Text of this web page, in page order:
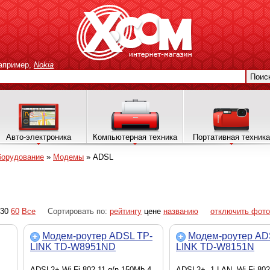
Nokia
Авто-электроника Компьютерная техника Портативная техника
» Модемы » ADSL
30 60 Все Сортировать по: рейтингу цене названию отключить фото
Модем-роутер ADSL TP-
LINK TD-W8951ND
Модем-роутер
LINK TD-W8151N